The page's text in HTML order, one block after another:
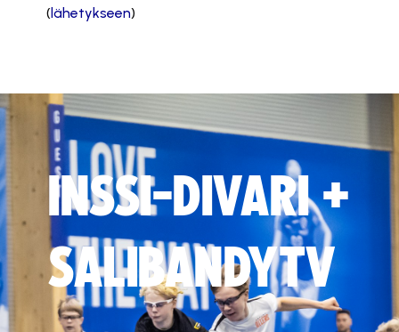
(lähetykseen)
INSSI-DIVARI +
SALIBANDYTV